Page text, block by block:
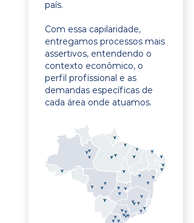
país.
Com essa capilaridade,
entregamos processos mais
assertivos, entendendo o
contexto econômico, o
perfil profissional e as
demandas específicas de
cada área onde atuamos.